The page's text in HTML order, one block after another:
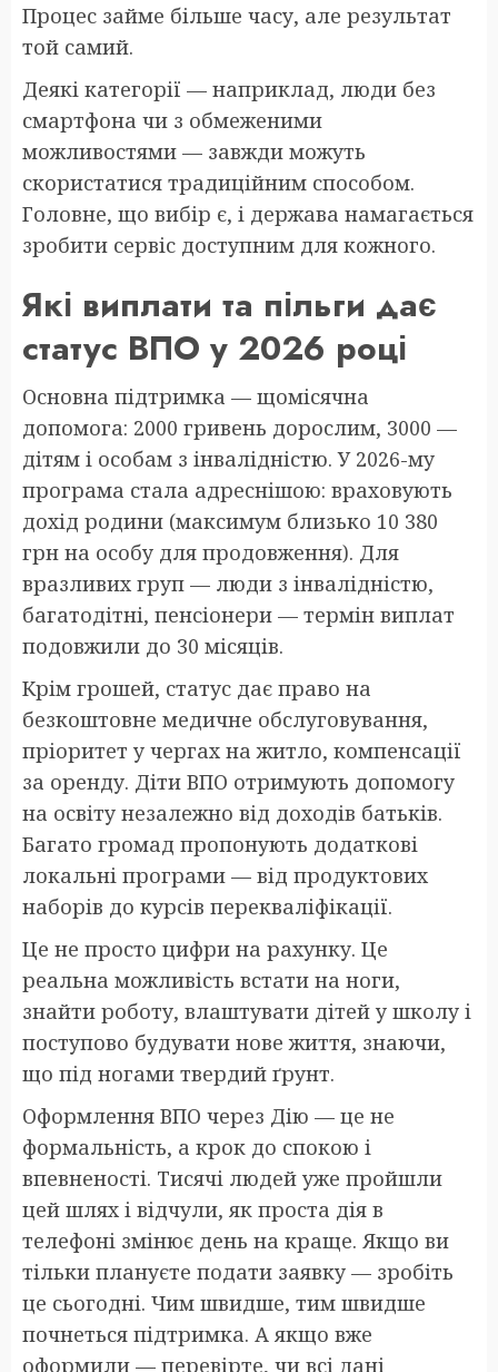
Процес займе більше часу, але результат
той самий.
Деякі категорії — наприклад, люди без
смартфона чи з обмеженими
можливостями — завжди можуть
скористатися традиційним способом.
Головне, що вибір є, і держава намагається
зробити сервіс доступним для кожного.
Які виплати та пільги дає
статус ВПО у 2026 році
Основна підтримка — щомісячна
допомога: 2000 гривень дорослим, 3000 —
дітям і особам з інвалідністю. У 2026-му
програма стала адреснішою: враховують
дохід родини (максимум близько 10 380
грн на особу для продовження). Для
вразливих груп — люди з інвалідністю,
багатодітні, пенсіонери — термін виплат
подовжили до 30 місяців.
Крім грошей, статус дає право на
безкоштовне медичне обслуговування,
пріоритет у чергах на житло, компенсації
за оренду. Діти ВПО отримують допомогу
на освіту незалежно від доходів батьків.
Багато громад пропонують додаткові
локальні програми — від продуктових
наборів до курсів перекваліфікації.
Це не просто цифри на рахунку. Це
реальна можливість встати на ноги,
знайти роботу, влаштувати дітей у школу і
поступово будувати нове життя, знаючи,
що під ногами твердий ґрунт.
Оформлення ВПО через Дію — це не
формальність, а крок до спокою і
впевненості. Тисячі людей уже пройшли
цей шлях і відчули, як проста дія в
телефоні змінює день на краще. Якщо ви
тільки плануєте подати заявку — зробіть
це сьогодні. Чим швидше, тим швидше
почнеться підтримка. А якщо вже
оформили — перевірте, чи всі дані